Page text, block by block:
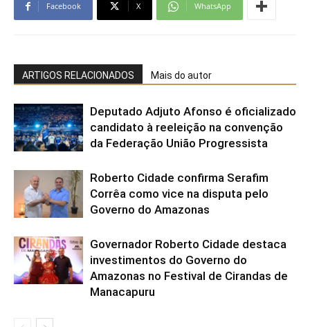
Facebook X WhatsApp
ARTIGOS RELACIONADOS Mais do autor
Deputado Adjuto Afonso é oficializado
candidato à reeleição na convenção
da Federação União Progressista
Roberto Cidade confirma Serafim
Corrêa como vice na disputa pelo
Governo do Amazonas
Governador Roberto Cidade destaca
investimentos do Governo do
Amazonas no Festival de Cirandas de
Manacapuru